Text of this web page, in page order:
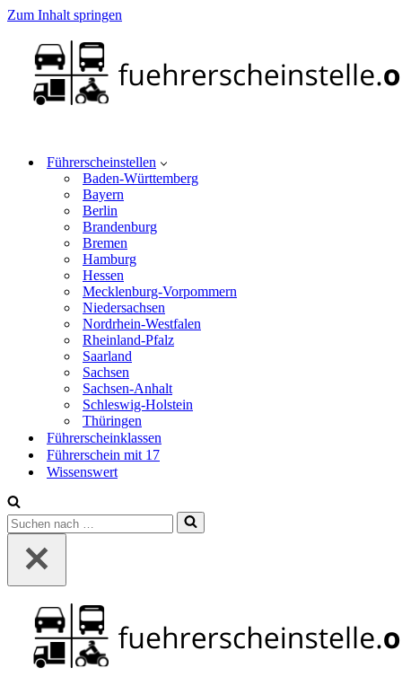
Zum Inhalt springen
Führerscheinstellen
Baden-Württemberg
Bayern
Berlin
Brandenburg
Bremen
Hamburg
Hessen
Mecklenburg-Vorpommern
Niedersachsen
Nordrhein-Westfalen
Rheinland-Pfalz
Saarland
Sachsen
Sachsen-Anhalt
Schleswig-Holstein
Thüringen
Führerscheinklassen
Führerschein mit 17
Wissenswert
Suchen
nach …